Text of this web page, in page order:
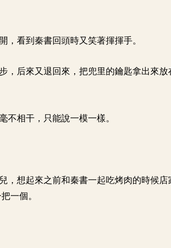
，看到秦書回頭時又笑著揮揮手。
，后來又退回來，把兜里的鑰匙拿出來
不相干，只能說一模一樣。
，想起來之前和秦書一起吃烤肉的時候
一個。